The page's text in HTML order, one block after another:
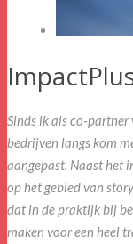
Sinds ik als co-
bedrijven langs kom
aangepast. Naast het
op het gebied van
dat in de praktijk bij
maken voor een heel